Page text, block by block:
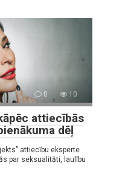
0 10
attiecībās
dēļ
attiecību eksperte
par seksualitāti, laulību